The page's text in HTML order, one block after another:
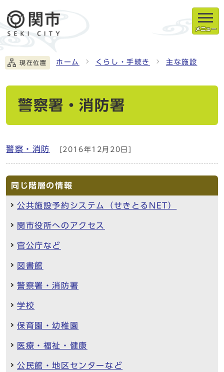
メニュー
現在位置 ホーム くらし・手続き 主な施設
警察署・消防署
警察・消防 [2016年12月20日]
同じ階層の情報
公共施設予約システム（せきとるNET）
関市役所へのアクセス
官公庁など
図書館
警察署・消防署
学校
保育園・幼稚園
医療・福祉・健康
公民館・地区センターなど